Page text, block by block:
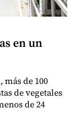
en un
de 100
de vegetales
de 24